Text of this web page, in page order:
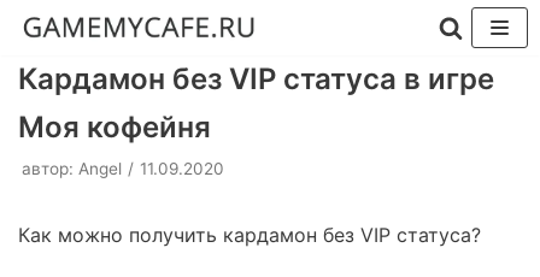
Перейти
содержимому
Кардамон без VIP статуса в игре
Моя кофейня
автор: Angel 11.09.2020
Как можно получить кардамон без VIP статуса?